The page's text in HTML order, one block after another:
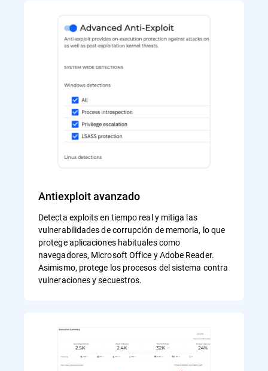
Antiexploit avanzado
Detecta exploits en tiempo real y mitiga las
vulnerabilidades de corrupción de memoria, lo que
protege aplicaciones habituales como
navegadores, Microsoft Office y Adobe Reader.
Asimismo, protege los procesos del sistema contra
vulneraciones y secuestros.